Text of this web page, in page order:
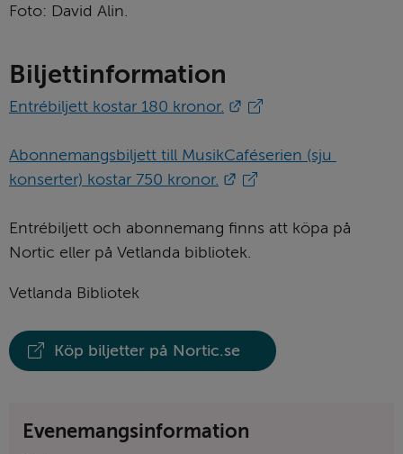
Foto: David Alin.
Biljettinformation
Entrébiljett kostar 180 kronor. Länk till annan
Abonnemangsbiljett till MusikCaféserien (sju
konserter) kostar 750 kronor.
Länk till annan
Entrébiljett och abonnemang finns att köpa på
Nortic eller på Vetlanda bibliotek.
Vetlanda Bibliotek
Köp biljetter på Nortic.se
Evenemangsinformation